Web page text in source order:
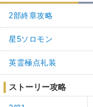
2部終章攻略
星5ソロモン
英霊極点礼装
ストーリー攻略